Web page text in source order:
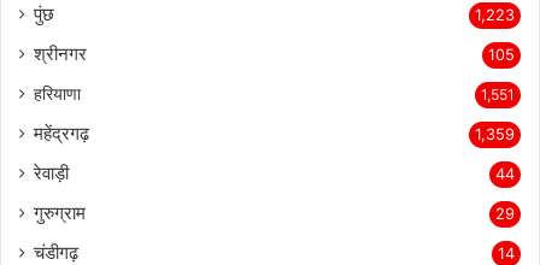
पुंछ 1,223
श्रीनगर 105
हरियाणा 1,551
महेंद्रगढ़ 1,359
रेवाड़ी 44
गुरुग्राम 29
चंडीगढ़ 14